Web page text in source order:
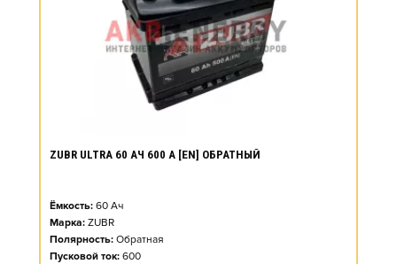
ZUBR ULTRA 60 АЧ 600 А [EN] ОБРАТНЫЙ
Ёмкость: 60 Ач
Марка: ZUBR
Полярность: Обратная
Пусковой ток: 600